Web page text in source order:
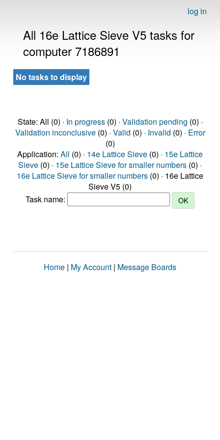
log in
All 16e Lattice Sieve V5 tasks for
computer 7186891
No tasks to display
State: All (0) · In progress(0) · Validation pending (0) ·
Validation inconclusive(0) · Valid (0) · Invalid (0) · Error
(0)
Application: All (0) · 14e Lattice Sieve (0) · 15e Lattice
Sieve (0) · 15e Lattice Sieve for smaller numbers (0) ·
16e Lattice Sieve for smaller numbers (0) · 16e Lattice
Sieve V5 (0)
Task name:
Home | My Account | Message Boards